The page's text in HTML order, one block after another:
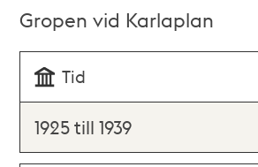
Gropen vid Karlaplan
Tid
1925 till 1939